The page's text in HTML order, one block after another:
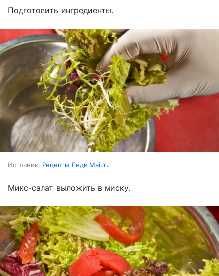
Подготовить ингредиенты.
Источник: Рецепты Леди Mail.ru
Микс-салат выложить в миску.